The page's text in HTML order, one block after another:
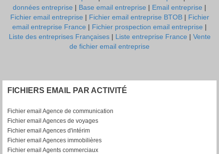
données entreprise | Base email entreprise | Email entreprise |
Fichier email entreprise | Fichier email entreprise BTOB| Fichier
email entreprise France | Fichier prospection email entreprise |
Liste des entreprises Françaises| Liste entreprise France | Vente
de fichier email entreprise
FICHIERS EMAIL PAR ACTIVITÉ
Fichier email Agence de communication
Fichier email Agences de voyages
Fichier email Agences d'intérim
Fichier email Agences immobilières
Fichier email Agents commerciaux